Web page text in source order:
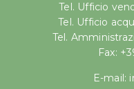
Tel. Ufficio
Tel. Ufficio
Tel.
Fax:
E-mail: